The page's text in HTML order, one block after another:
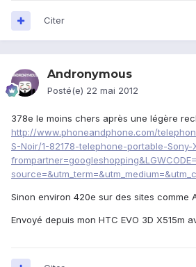
Citer
Andronymous
Posté(e) 22 mai 2012
378e le moins chers après une légère
http://www.phoneandphone.com/
S-Noir/1-82178-telephone-portable-Sony-
Sinon environ 420e sur des sites comme
Envoyé depuis mon HTC EVO 3D X515m